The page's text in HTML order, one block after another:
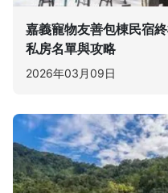
嘉義寵物友善包棟民宿
私房名單與攻略
2026年03月09日